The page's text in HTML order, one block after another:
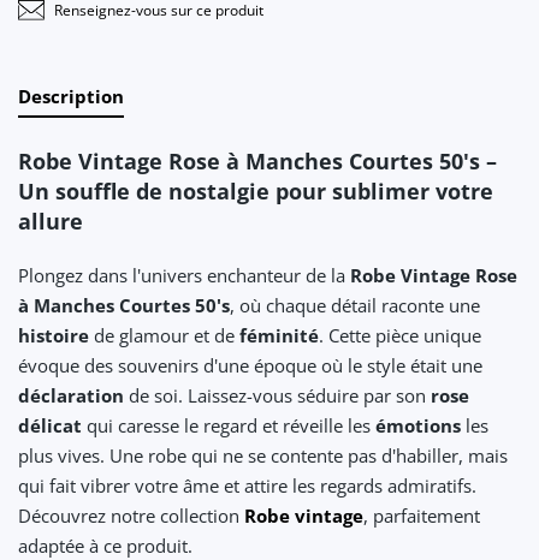
Renseignez-vous sur ce produit
Description
Robe Vintage Rose à Manches Courtes 50's –
Un souffle de nostalgie pour sublimer votre
allure
Plongez dans l'univers enchanteur de la Robe Vintage Rose
à Manches Courtes 50's, où chaque détail raconte une
histoire de glamour et de féminité. Cette pièce unique
évoque des souvenirs d'une époque où le style était une
déclaration de soi. Laissez-vous séduire par son rose
délicat qui caresse le regard et réveille les émotions les
plus vives. Une robe qui ne se contente pas d'habiller, mais
qui fait vibrer votre âme et attire les regards admiratifs.
Découvrez notre collection Robe vintage, parfaitement
adaptée à ce produit.